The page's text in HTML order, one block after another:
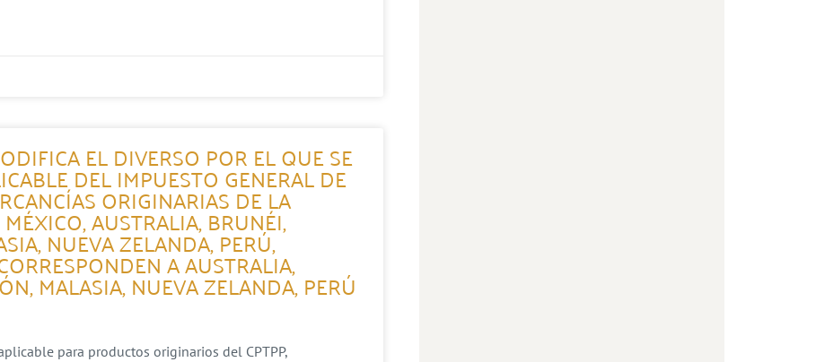
EL DIVERSO POR EL QUE SE
DEL IMPUESTO GENERAL DE
ORIGINARIAS DE LA
AUSTRALIA, BRUNÉI,
NUEVA ZELANDA, PERÚ,
A AUSTRALIA,
MALASIA, NUEVA ZELANDA, PERÚ
para productos originarios del CPTPP,